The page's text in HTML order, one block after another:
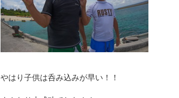
やはり子供は呑み込みが早い！！